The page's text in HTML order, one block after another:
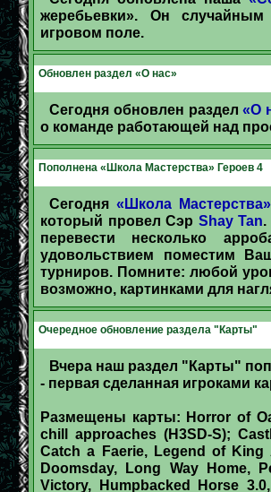
жеребьевки». Он
игровом поле.
Обновлен раздел «О нас»
Сегодня обновлен раздел«О
о команде работающей над
Пополнена «Школа Мастерства» Героев 4
Сегодня «Школа
который провел Сэр Shay Tan.
перевести несколько
удовольствием поместим
турниров. Помните: любой
возможно, картинками для
Очередное обновление раздела "Карты"
Вчера наш раздел "Карты"
- первая сделанная игроками
Размещены карты: Horror of
chill approaches (H3SD-S);
Catch a Faerie, Legend of
Doomsday, Long Way Home,
Victory, Humpbacked Horse